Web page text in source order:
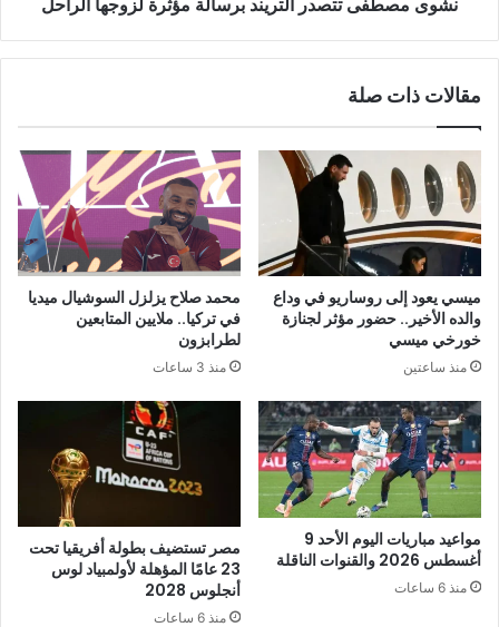
مقالات ذات صلة
ميسي يعود إلى روساريو في وداع
والده الأخير.. حضور مؤثر لجنازة
خورخي ميسي
منذ ساعتين
محمد صلاح يزلزل السوشيال ميديا
في تركيا.. ملايين المتابعين
لطرابزون
منذ 3 ساعات
مواعيد مباريات اليوم الأحد 9
أغسطس 2026 والقنوات الناقلة
منذ 6 ساعات
مصر تستضيف بطولة أفريقيا تحت
23 عامًا المؤهلة لأولمبياد لوس
أنجلوس 2028
منذ 6 ساعات